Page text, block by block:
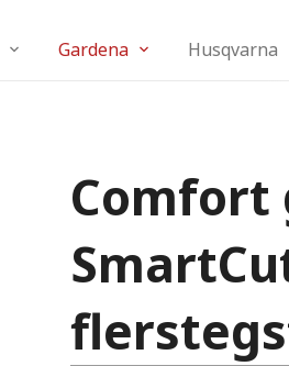
Gardena Husqvarna
Comfort